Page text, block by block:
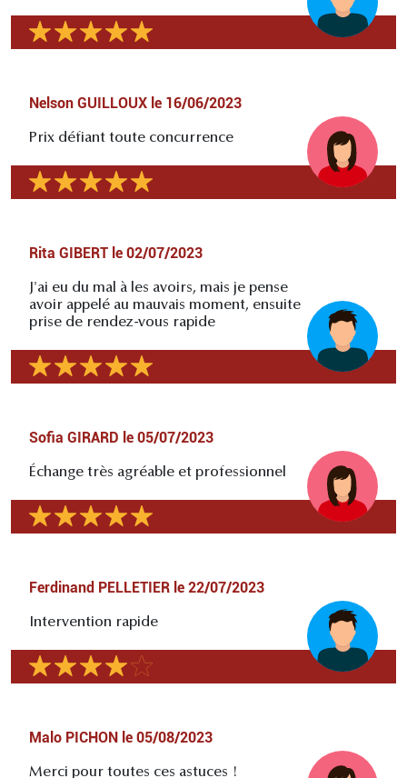
Nelson GUILLOUX le 16/06/2023
Prix défiant toute concurrence
Rita GIBERT le 02/07/2023
J'ai eu du mal à les avoirs, mais je pense
avoir appelé au mauvais moment, ensuite
prise de rendez-vous rapide
Sofia GIRARD le 05/07/2023
Échange très agréable et professionnel
Ferdinand PELLETIER le 22/07/2023
Intervention rapide
Malo PICHON le 05/08/2023
Merci pour toutes ces astuces !